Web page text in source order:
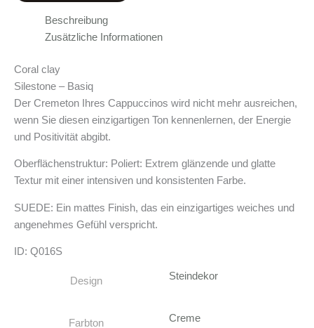
Beschreibung
Zusätzliche Informationen
Coral clay
Silestone – Basiq
Der Cremeton Ihres Cappuccinos wird nicht mehr ausreichen,
wenn Sie diesen einzigartigen Ton kennenlernen, der Energie
und Positivität abgibt.
Oberflächenstruktur: Poliert: Extrem glänzende und glatte
Textur mit einer intensiven und konsistenten Farbe.
SUEDE: Ein mattes Finish, das ein einzigartiges weiches und
angenehmes Gefühl verspricht.
ID: Q016S
Design Steindekor
Farbton Creme